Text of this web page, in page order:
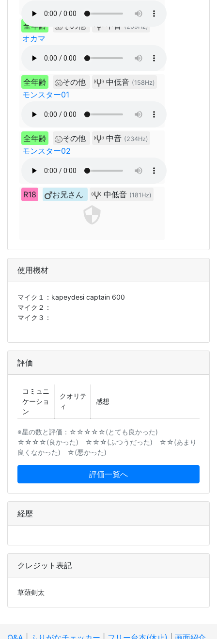
全年齢 その他 中音 (209Hz)
オカマ
全年齢 その他 中低音 (158Hz)
モンスター01
全年齢 その他 中音 (234Hz)
モンスター02
R18 お兄さん 中低音 (181Hz)
使用機材
マイク１： kapeydesi captain 600
マイク２：
マイク３：
評価
コミュニ
ケーショ
ン
クオリテ
ィ
感想
※星の数と評価：☆☆☆☆☆(とても良かった)
☆☆☆☆(良かった) ☆☆☆(ふつうだった) ☆☆(あまり
良くなかった) ☆(悪かった)
評価一覧へ
経歴
クレジット表記
草薙剣太